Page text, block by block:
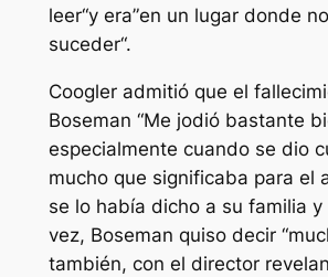
leer“y era”en un lugar donde
suceder“.
Coogler admitió que el
Boseman “Me jodió bastante
especialmente cuando se dio
mucho que significaba para el
se lo había dicho a su familia y
vez, Boseman quiso decir “
también, con el director